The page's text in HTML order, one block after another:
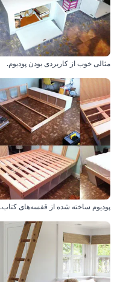
مثالی خوب از کاربردی بودن پودیوم.
پودیوم ساخته شده از قفسه‌های کتاب.